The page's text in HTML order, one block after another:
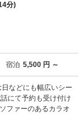
分)
宿泊 5,500 円 ～
などにも幅広いシー
にて予約も受け付け
ファーのあるカラオ